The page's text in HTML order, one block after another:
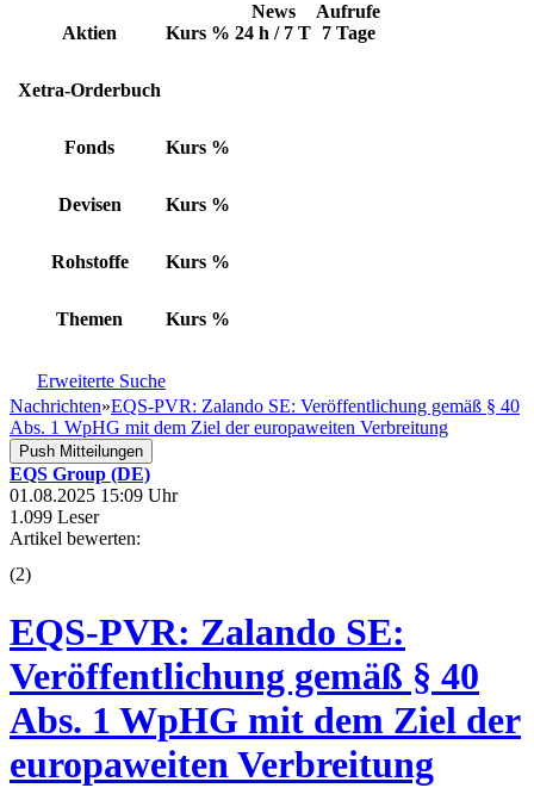
Aktien Kurs %
News
24 h / 7 T
Aufrufe
7 Tage
Xetra-Orderbuch
Fonds Kurs %
Devisen Kurs %
Rohstoffe Kurs %
Themen Kurs %
Erweiterte Suche
Nachrichten»EQS-PVR: Zalando SE: Veröffentlichung gemäß § 40
Abs. 1 WpHG mit dem Ziel der europaweiten Verbreitung
Push Mitteilungen
EQS Group (DE)
01.08.2025 15:09 Uhr
1.099 Leser
Artikel bewerten:
(2)
EQS-PVR: Zalando SE:
Veröffentlichung gemäß § 40
Abs. 1 WpHG mit dem Ziel der
europaweiten Verbreitung